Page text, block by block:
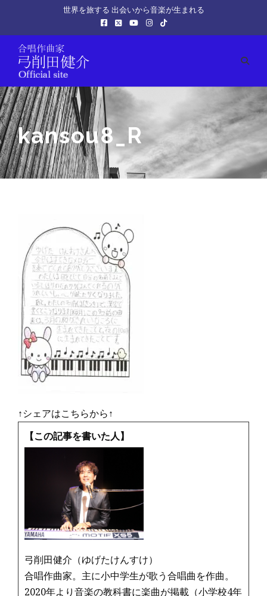
世界を旅する 出会いから音楽が生まれる
kansou8_R
↑シェアはこちらから↑
【この記事を書いた人】
弓削田健介（ゆげたけんすけ）
合唱作曲家。主に小中学生が歌う合唱曲を作曲。
2020年より音楽の教科書に楽曲が掲載（小学校4年